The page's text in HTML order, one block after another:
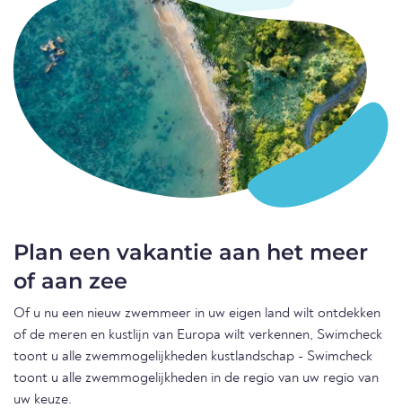
Plan een vakantie aan het meer
of aan zee
Of u nu een nieuw zwemmeer in uw eigen land wilt ontdekken
of de meren en kustlijn van Europa wilt verkennen, Swimcheck
toont u alle zwemmogelijkheden kustlandschap - Swimcheck
toont u alle zwemmogelijkheden in de regio van uw regio van
uw keuze.